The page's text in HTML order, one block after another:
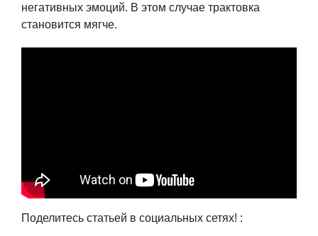
негативных эмоций. В этом случае трактовка
становится мягче.
Поделитесь статьей в социальных сетях! :